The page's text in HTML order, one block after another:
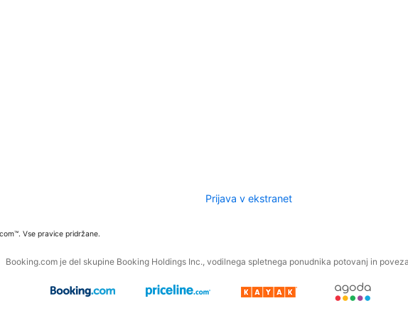
Prijava v ekstranet
Vse pravice pridržane.
Booking.com je del skupine Booking Holdings Inc., vodilnega spletnega ponudnika potovanj in